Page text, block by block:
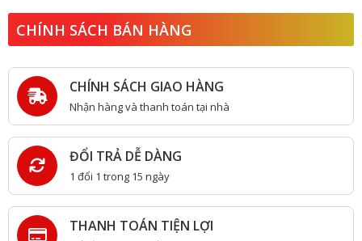
CHÍNH SÁCH BÁN HÀNG
CHÍNH SÁCH GIAO HÀNG
Nhận hàng và thanh toán tại nhà
ĐỔI TRẢ DỄ DÀNG
1 đổi 1 trong 15 ngày
THANH TOÁN TIỆN LỢI